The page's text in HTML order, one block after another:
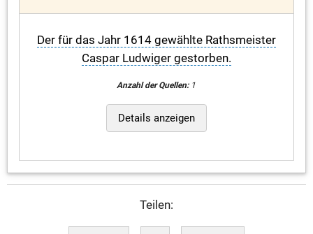
Der für das Jahr 1614 gewählte Rathsmeister
Caspar Ludwiger gestorben.
Anzahl der Quellen:1
Details anzeigen
Teilen: